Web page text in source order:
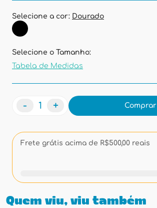
Selecione a cor: Dourado
Selecione o Tamanho:
Tabela de Medidas
- + Comprar
Frete grátis acima de R$500,00 reais
Quem viu, viu também